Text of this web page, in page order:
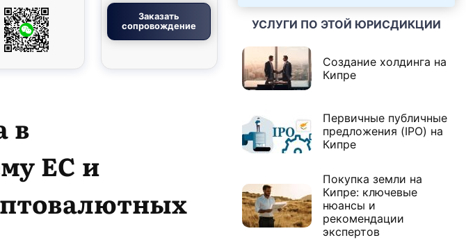
Заказать
сопровождение
в
ЕС и
УСЛУГИ ПО ЭТОЙ ЮРИСДИКЦИИ
Создание холдинга на
Кипре
Первичные публичные
предложения (IPO) на
Кипре
Покупка земли на
Кипре: ключевые
нюансы и
рекомендации
экспертов